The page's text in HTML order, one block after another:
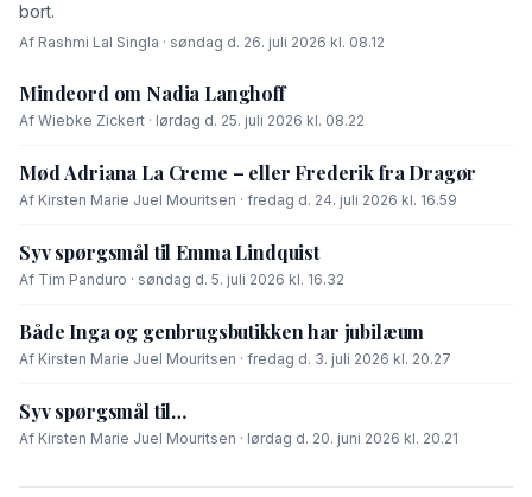
bort.
Af Rashmi Lal Singla · søndag d. 26. juli 2026 kl. 08.12
Mindeord om Nadia Langhoff
Af Wiebke Zickert · lørdag d. 25. juli 2026 kl. 08.22
Mød Adriana La Creme – eller Frederik fra Dragør
Af Kirsten Marie Juel Mouritsen · fredag d. 24. juli 2026 kl. 16.59
Syv spørgsmål til Emma Lindquist
Af Tim Panduro · søndag d. 5. juli 2026 kl. 16.32
Både Inga og genbrugsbutikken har jubilæum
Af Kirsten Marie Juel Mouritsen · fredag d. 3. juli 2026 kl. 20.27
Syv spørgsmål til…
Af Kirsten Marie Juel Mouritsen · lørdag d. 20. juni 2026 kl. 20.21